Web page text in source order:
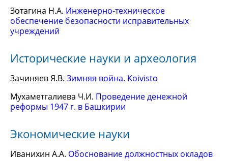
Зотагина Н.А. Инженерно-техническое
обеспечение безопасности исправительных
учреждений
Исторические науки и археология
Зачиняев Я.В. Зимняя война. Koivisto
Мухаметгалиева Ч.И. Проведение денежной
реформы 1947 г. в Башкирии
Экономические науки
Иванихин А.А. Обоснование должностных окладов